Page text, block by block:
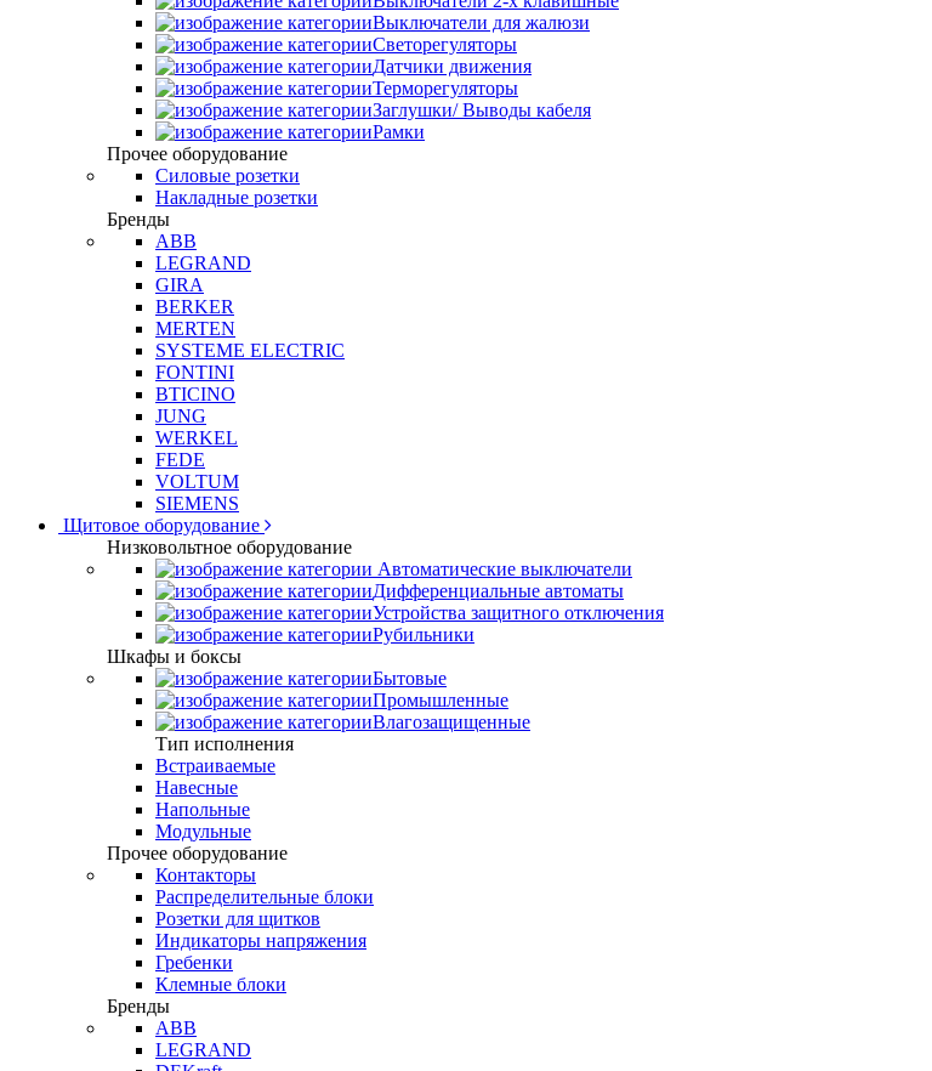
Выключатели для жалюзи
Светорегуляторы
Датчики движения
Терморегуляторы
Заглушки/ Выводы кабеля
Рамки
Прочее оборудование
Силовые розетки
Накладные розетки
Бренды
ABB
LEGRAND
GIRA
BERKER
MERTEN
SYSTEME ELECTRIC
FONTINI
BTICINO
JUNG
WERKEL
FEDE
VOLTUM
SIEMENS
Щитовое оборудование
Низковольтное оборудование
Автоматические выключатели
Дифференциальные автоматы
Устройства защитного отключения
Рубильники
Шкафы и боксы
Бытовые
Промышленные
Влагозащищенные
Тип исполнения
Встраиваемые
Навесные
Напольные
Модульные
Прочее оборудование
Контакторы
Распределительные блоки
Розетки для щитков
Индикаторы напряжения
Гребенки
Клемные блоки
Бренды
ABB
LEGRAND